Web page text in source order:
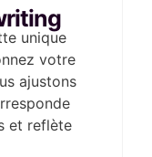
unique
votre
ajustons
et reflète